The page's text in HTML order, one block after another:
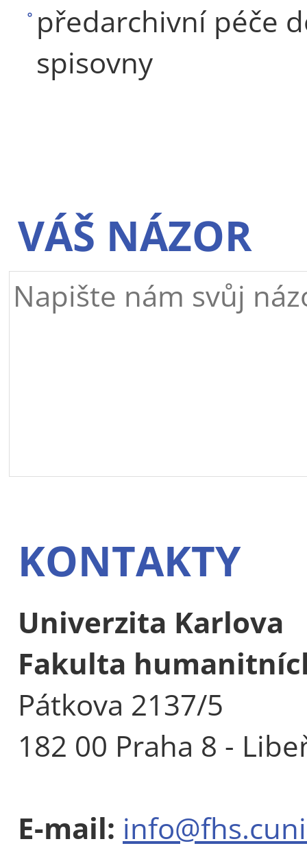
předarchivní péče
spisovny
VÁŠ NÁZOR
KONTAKTY
Univerzita Karlova
Fakulta
Pátkova 2137/5
182 00 Praha 8 -
E-mail: